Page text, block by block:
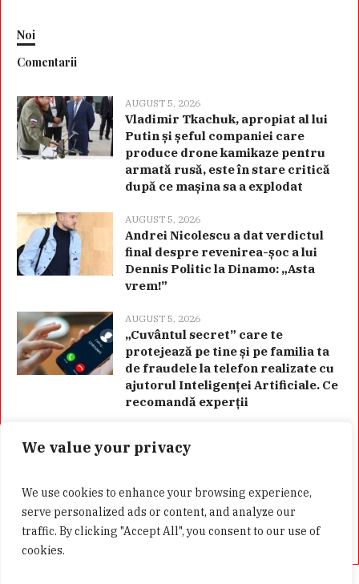
We value your privacy
We use cookies to enhance your browsing experience,
serve personalized ads or content, and analyze our
traffic. By clicking "Accept All", you consent to our use of
cookies.
Noi
Comentarii
AUGUST 5, 2026
Vladimir Tkachuk, apropiat al lui
Putin și șeful companiei care
produce drone kamikaze pentru
armată rusă, este în stare critică
după ce mașina sa a explodat
AUGUST 5, 2026
Andrei Nicolescu a dat verdictul
final despre revenirea-șoc a lui
Dennis Politic la Dinamo: „Asta
vrem!”
AUGUST 5, 2026
„Cuvântul secret” care te
protejează pe tine și pe familia ta
de fraudele la telefon realizate cu
ajutorul Inteligenței Artificiale. Ce
recomandă experții
Categorii